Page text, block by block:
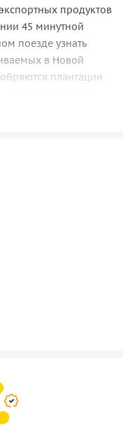
продуктов
45 минутной
поезде узнать
в Новой
плантации
туристическом
киви фрукта.
поразят Вас